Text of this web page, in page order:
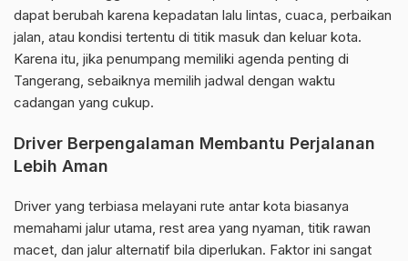
dapat berubah karena kepadatan lalu lintas, cuaca, perbaikan
jalan, atau kondisi tertentu di titik masuk dan keluar kota.
Karena itu, jika penumpang memiliki agenda penting di
Tangerang, sebaiknya memilih jadwal dengan waktu
cadangan yang cukup.
Driver Berpengalaman Membantu Perjalanan
Lebih Aman
Driver yang terbiasa melayani rute antar kota biasanya
memahami jalur utama, rest area yang nyaman, titik rawan
macet, dan jalur alternatif bila diperlukan. Faktor ini sangat